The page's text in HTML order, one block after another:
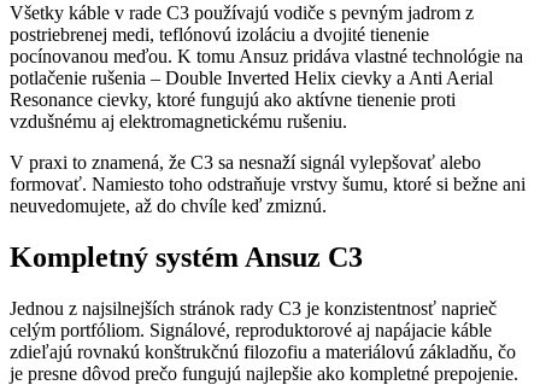
Všetky káble v rade C3 používajú vodiče s pevným jadrom z
postriebrenej medi, teflónovú izoláciu a dvojité tienenie
pocínovanou meďou. K tomu Ansuz pridáva vlastné technológie na
potlačenie rušenia – Double Inverted Helix cievky a Anti Aerial
Resonance cievky, ktoré fungujú ako aktívne tienenie proti
vzdušnému aj elektromagnetickému rušeniu.
V praxi to znamená, že C3 sa nesnaží signál vylepšovať alebo
formovať. Namiesto toho odstraňuje vrstvy šumu, ktoré si bežne ani
neuvedomujete, až do chvíle keď zmiznú.
Kompletný systém Ansuz C3
Jednou z najsilnejších stránok rady C3 je konzistentnosť naprieč
celým portfóliom. Signálové, reproduktorové aj napájacie káble
zdieľajú rovnakú konštrukčnú filozofiu a materiálovú základňu, čo
je presne dôvod prečo fungujú najlepšie ako kompletné prepojenie.